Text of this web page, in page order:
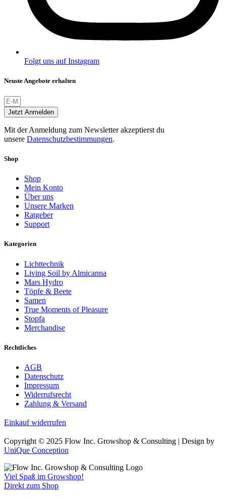
Folgt uns auf Instagram
Neuste Angebote erhalten
Jetzt Anmelden
Mit der Anmeldung zum Newsletter akzeptierst du
unsere Datenschutzbestimmungen.
Shop
Shop
Mein Konto
Über uns
Unsere Marken
Ratgeber
Support
Kategorien
Lichttechnik
Living Soil by Almicanna
Mars Hydro
Töpfe & Beete
Samen
True Moments of Pleasure
Stopfa
Merchandise
Rechtliches
AGB
Datenschutz
Impressum
Widerrufsrecht
Zahlung & Versand
Einkauf widerrufen
Copyright © 2025 Flow Inc. Growshop & Consulting | Design by
UniQue Conception
Viel Spaß im Growshop!
Direkt zum Shop